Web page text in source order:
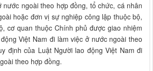
nước ngoài theo hợp đồng, tổ chức, cá nhân
hoặc đơn vị sự nghiệp công lập thuộc bộ,
cơ quan thuộc Chính phủ được giao nhiệm
Việt Nam đi làm việc ở nước ngoài theo
định của Luật Người lao động Việt Nam đi
theo hợp đồng.